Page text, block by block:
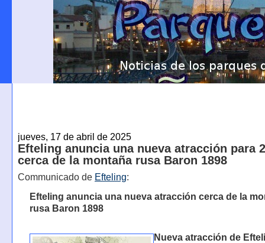
jueves, 17 de abril de 2025
Efteling anuncia una nueva atracción para
cerca de la montaña rusa Baron 1898
Communicado de Efteling:
Efteling anuncia una nueva atracción cerca de la
rusa Baron 1898
Nueva atracción de